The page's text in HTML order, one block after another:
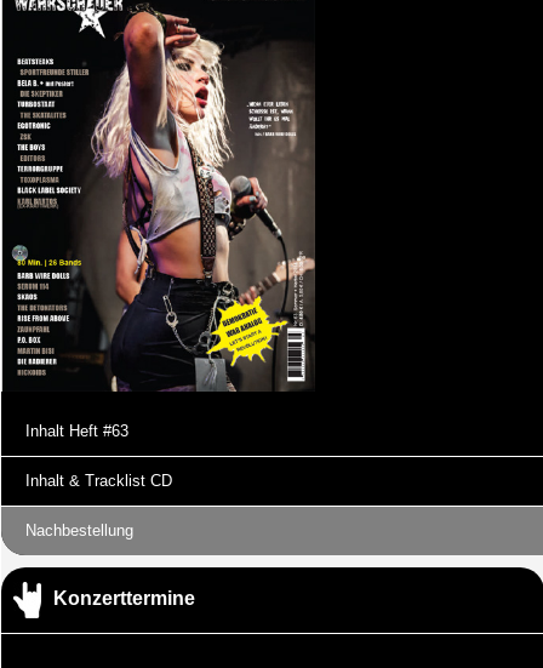
Inhalt Heft #63
Inhalt & Tracklist CD
Nachbestellung
Konzerttermine